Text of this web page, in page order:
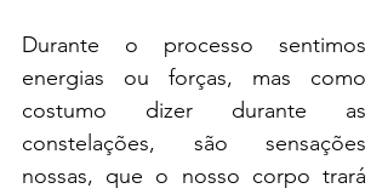
Durante o processo sentimos
energias ou forças, mas como
costumo dizer durante as
constelações, são sensações
nossas, que o nosso corpo trará